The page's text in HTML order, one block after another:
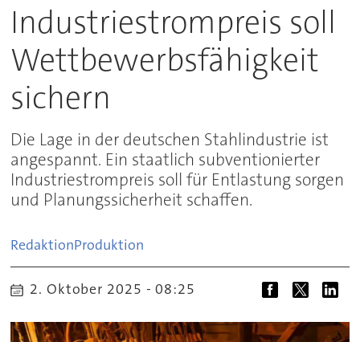
Industriestrompreis soll
Wettbewerbsfähigkeit
sichern
Die Lage in der deutschen Stahlindustrie ist
angespannt. Ein staatlich subventionierter
Industriestrompreis soll für Entlastung sorgen
und Planungssicherheit schaffen.
RedaktionProduktion
2. Oktober 2025 - 08:25